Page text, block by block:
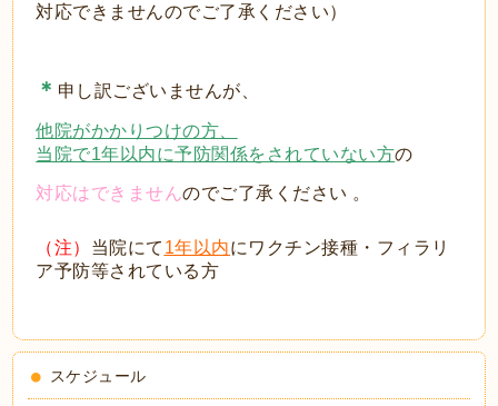
対応できませんのでご了承ください）
＊ 申し訳ございませんが、
他院がかかりつけの方、
当院で1年以内に予防関係をされていない方の
対応はできませんのでご了承ください 。
（注） 当院にて 1年以内にワクチン接種・フィラリ
ア予防等されている方
スケジュール